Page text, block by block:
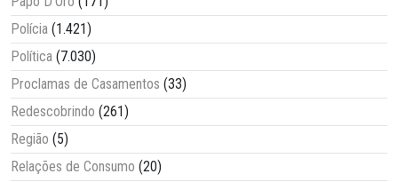
Polícia (1.421)
Política (7.030)
Proclamas de Casamentos (33)
Redescobrindo (261)
Região (5)
Relações de Consumo (20)